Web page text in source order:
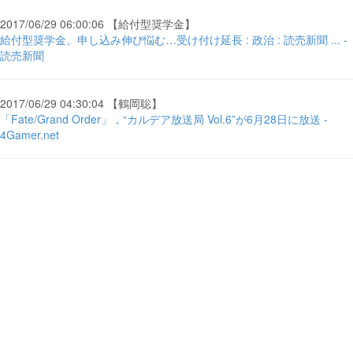
2017/06/29 06:00:06 【給付型奨学金】
給付型奨学金、申し込み伸び悩む…受け付け延長 : 政治 : 読売新聞 ... -
読売新聞
2017/06/29 04:30:04 【鶴岡聡】
「Fate/Grand Order」，“カルデア放送局 Vol.6”が6月28日に放送 -
4Gamer.net